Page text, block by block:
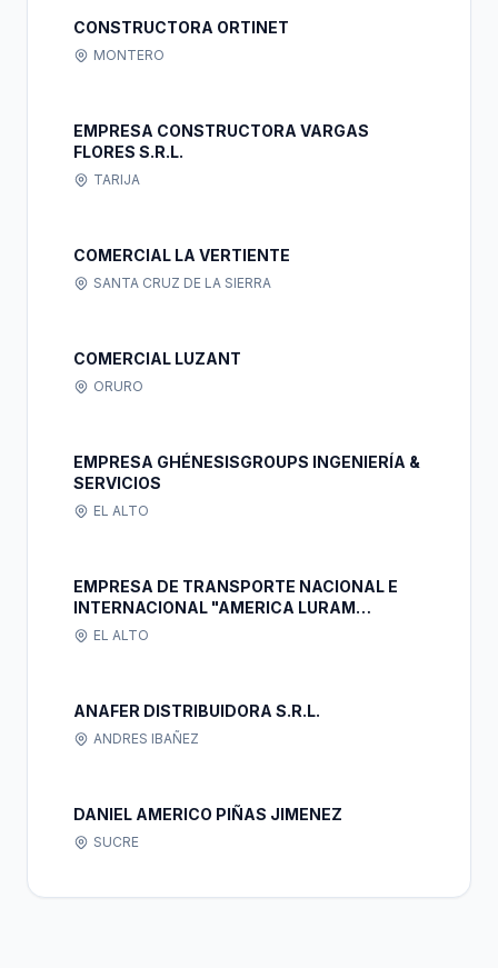
CONSTRUCTORA ORTINET
MONTERO
EMPRESA CONSTRUCTORA VARGAS
FLORES S.R.L.
TARIJA
COMERCIAL LA VERTIENTE
SANTA CRUZ DE LA SIERRA
COMERCIAL LUZANT
ORURO
EMPRESA GHÉNESISGROUPS INGENIERÍA &
SERVICIOS
EL ALTO
EMPRESA DE TRANSPORTE NACIONAL E
INTERNACIONAL "AMERICA LURAM
TRUCK'S S.R.L."
EL ALTO
ANAFER DISTRIBUIDORA S.R.L.
ANDRES IBAÑEZ
DANIEL AMERICO PIÑAS JIMENEZ
SUCRE